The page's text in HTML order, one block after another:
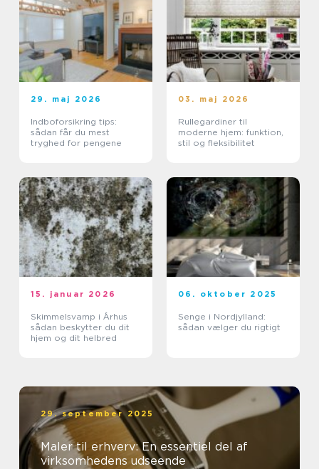
29. maj 2026
Indboforsikring tips:
sådan får du mest
tryghed for pengene
03. maj 2026
Rullegardiner til
moderne hjem: funktion,
stil og fleksibilitet
15. januar 2026
Skimmelsvamp i Århus
sådan beskytter du dit
hjem og dit helbred
06. oktober 2025
Senge i Nordjylland:
sådan vælger du rigtigt
29. september 2025
Maler til erhverv: En essentiel del af
virksomhedens udseende